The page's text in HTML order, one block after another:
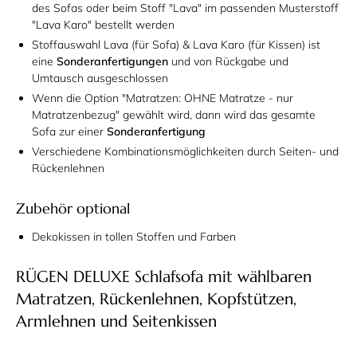
des Sofas oder beim Stoff "Lava" im passenden Musterstoff
"Lava Karo" bestellt werden
Stoffauswahl Lava (für Sofa) & Lava Karo (für Kissen) ist
eine Sonderanfertigungen und von Rückgabe und
Umtausch ausgeschlossen
Wenn die Option "Matratzen: OHNE Matratze - nur
Matratzenbezug" gewählt wird, dann wird das gesamte
Sofa zur einer Sonderanfertigung
Verschiedene Kombinationsmöglichkeiten durch Seiten- und
Rückenlehnen
Zubehör optional
Dekokissen in tollen Stoffen und Farben
RÜGEN DELUXE Schlafsofa mit wählbaren
Matratzen, Rückenlehnen, Kopfstützen,
Armlehnen und Seitenkissen